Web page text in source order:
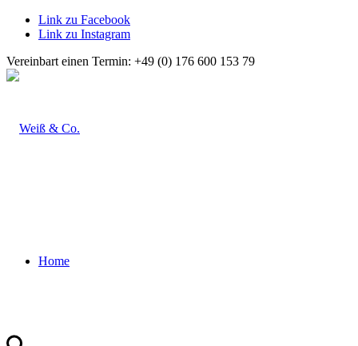
Link zu Facebook
Link zu Instagram
Vereinbart einen Termin: +49 (0) 176 600 153 79
Home